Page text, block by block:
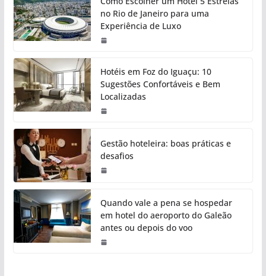
no Rio de Janeiro para uma
Experiência de Luxo
Hotéis em Foz do Iguaçu: 10
Sugestões Confortáveis e Bem
Localizadas
Gestão hoteleira: boas práticas e
desafios
Quando vale a pena se hospedar
em hotel do aeroporto do Galeão
antes ou depois do voo